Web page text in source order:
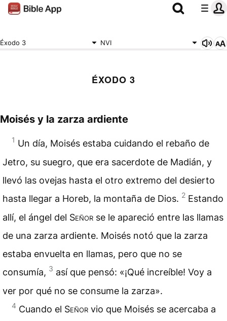
Éxodo 3 NVI
ÉXODO 3
Moisés y la zarza ardiente
1 Un día, Moisés estaba cuidando el rebaño de
Jetro, su suegro, que era sacerdote de Madián, y
llevó las ovejas hasta el otro extremo del desierto
hasta llegar a Horeb, la montaña de Dios. 2 Estando
allí, el ángel del Señor se le apareció entre las llamas
de una zarza ardiente. Moisés notó que la zarza
estaba envuelta en llamas, pero que no se
consumía, 3 así que pensó: «¡Qué increíble! Voy a
ver por qué no se consume la zarza».
4 Cuando el Señor vio que Moisés se acercaba a